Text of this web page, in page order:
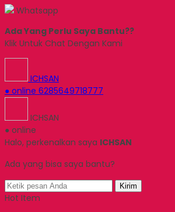
Whatsapp
Ada Yang Perlu Saya Bantu??
Klik Untuk Chat Dengan Kami
ICHSAN
● online 6285649718777
ICHSAN
● online
Halo, perkenalkan saya ICHSAN
Ada yang bisa saya bantu?
Kirim
Hot Item